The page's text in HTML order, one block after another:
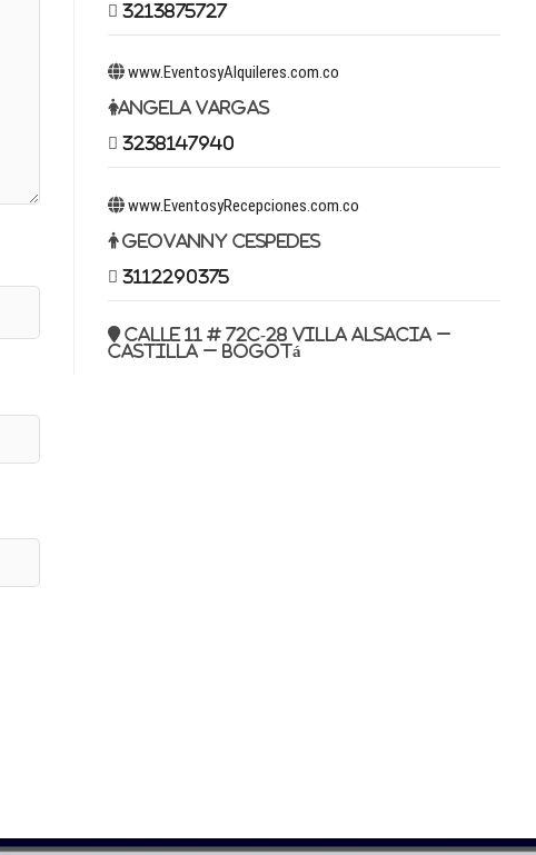
3213875727
www.EventosyAlquileres.com.co
Angela Vargas
3238147940
www.EventosyRecepciones.com.co
Geovanny Cespedes
3112290375
Calle 11 # 72c-28 Villa Alsacia –
Castilla – Bogotá